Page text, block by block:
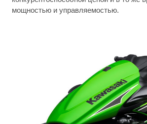
мощностью и управляемостью.